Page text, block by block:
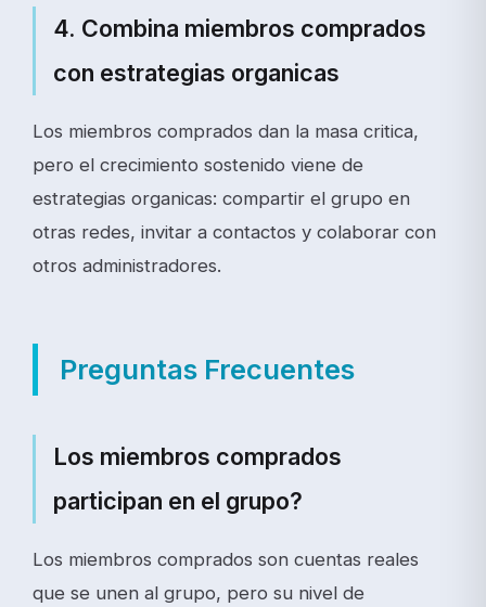
4. Combina miembros comprados
con estrategias organicas
Los miembros comprados dan la masa critica,
pero el crecimiento sostenido viene de
estrategias organicas: compartir el grupo en
otras redes, invitar a contactos y colaborar con
otros administradores.
Preguntas Frecuentes
Los miembros comprados
participan en el grupo?
Los miembros comprados son cuentas reales
que se unen al grupo, pero su nivel de